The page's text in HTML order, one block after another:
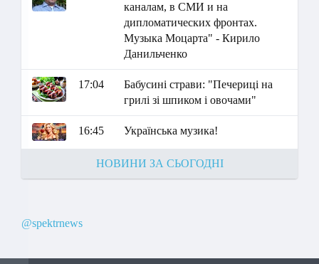
каналам, в СМИ и на
дипломатических фронтах.
Музыка Моцарта" - Кирило
Данильченко
17:04
Бабусині страви: "Печериці на
грилі зі шпиком і овочами"
16:45 Українська музика!
НОВИНИ ЗА СЬОГОДНІ
@spektrnews